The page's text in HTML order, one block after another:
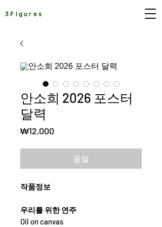
3Figures
안소희 2026 포스터
달력
₩12,000
품절
작품정보
우리를 위한 연주
Oil on canvas